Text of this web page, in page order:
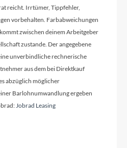
6061
CW17-SCX 38T
reicht. Irrtümer, Tippfehler,
vorbehalten. Farbabweichungen
zwischen deinem Arbeitgeber
zustande. Der angegebene
unverbindliche rechnerische
aus dem bei Direktkauf
abzüglich möglicher
Barlohnumwandlung ergeben
Jobrad Leasing